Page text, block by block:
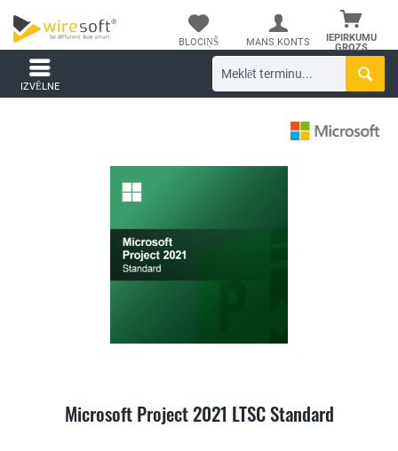
IEPIRKUMU
GROZS
BLOCIŅŠ MANS KONTS
IZVĒLNE
Microsoft Project 2021 LTSC Standard